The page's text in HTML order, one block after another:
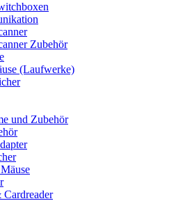
Zubehör
(Laufwerke)
und Zubehör